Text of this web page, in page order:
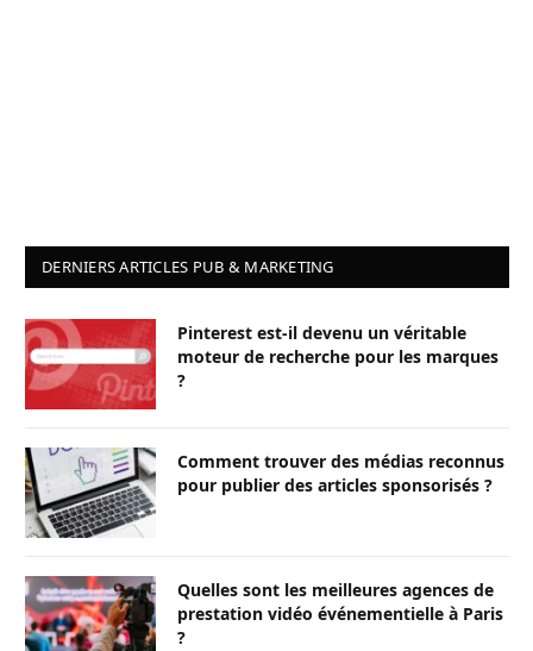
DERNIERS ARTICLES PUB & MARKETING
Pinterest est-il devenu un véritable
moteur de recherche pour les marques
?
Comment trouver des médias reconnus
pour publier des articles sponsorisés ?
Quelles sont les meilleures agences de
prestation vidéo événementielle à Paris
?